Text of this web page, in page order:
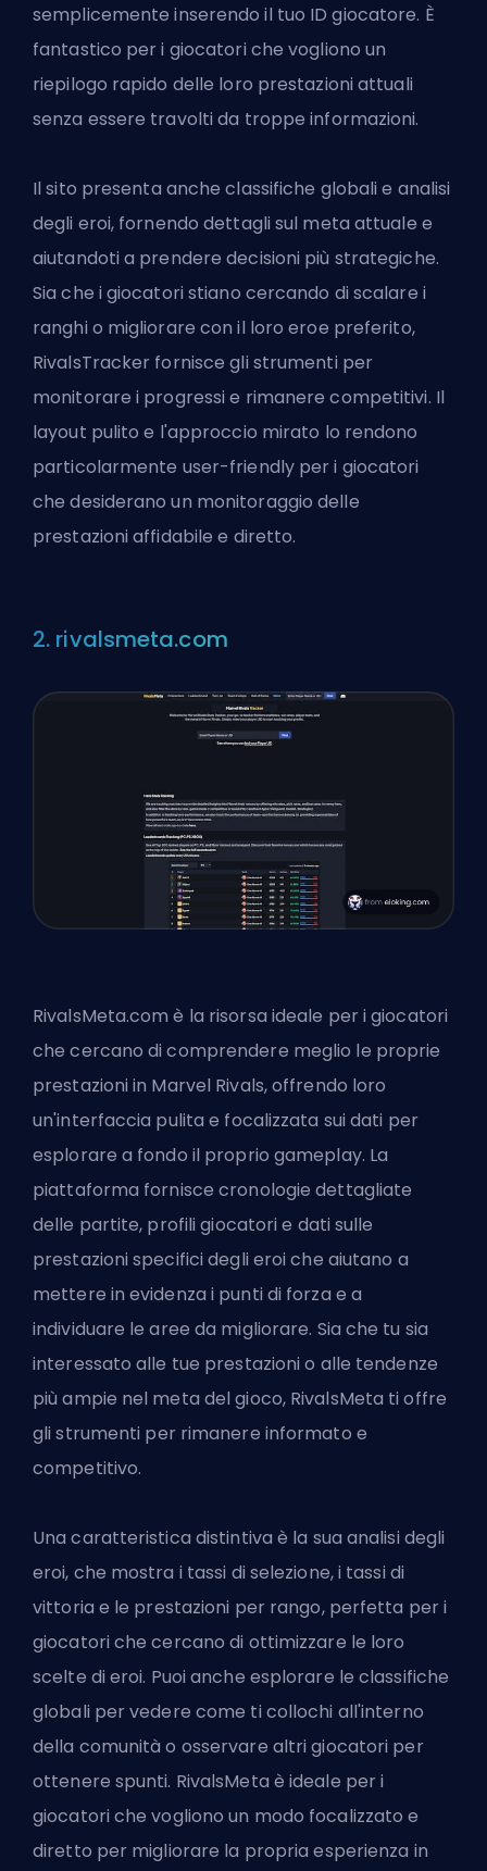
semplicemente inserendo il tuo ID giocatore. È
fantastico per i giocatori che vogliono un
riepilogo rapido delle loro prestazioni attuali
senza essere travolti da troppe informazioni.
Il sito presenta anche classifiche globali e analisi
degli eroi, fornendo dettagli sul meta attuale e
aiutandoti a prendere decisioni più strategiche.
Sia che i giocatori stiano cercando di scalare i
ranghi o migliorare con il loro eroe preferito,
RivalsTracker fornisce gli strumenti per
monitorare i progressi e rimanere competitivi. Il
layout pulito e l'approccio mirato lo rendono
particolarmente user-friendly per i giocatori
che desiderano un monitoraggio delle
prestazioni affidabile e diretto.
2. rivalsmeta.com
RivalsMeta.com è la risorsa ideale per i giocatori
che cercano di comprendere meglio le proprie
prestazioni in Marvel Rivals, offrendo loro
un'interfaccia pulita e focalizzata sui dati per
esplorare a fondo il proprio gameplay. La
piattaforma fornisce cronologie dettagliate
delle partite, profili giocatori e dati sulle
prestazioni specifici degli eroi che aiutano a
mettere in evidenza i punti di forza e a
individuare le aree da migliorare. Sia che tu sia
interessato alle tue prestazioni o alle tendenze
più ampie nel meta del gioco, RivalsMeta ti offre
gli strumenti per rimanere informato e
competitivo.
Una caratteristica distintiva è la sua analisi degli
eroi, che mostra i tassi di selezione, i tassi di
vittoria e le prestazioni per rango, perfetta per i
giocatori che cercano di ottimizzare le loro
scelte di eroi. Puoi anche esplorare le classifiche
globali per vedere come ti collochi all'interno
della comunità o osservare altri giocatori per
ottenere spunti. RivalsMeta è ideale per i
giocatori che vogliono un modo focalizzato e
diretto per migliorare la propria esperienza in